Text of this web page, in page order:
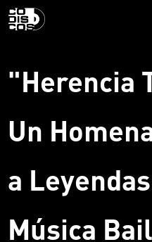
"Herencia
Un
a
Música